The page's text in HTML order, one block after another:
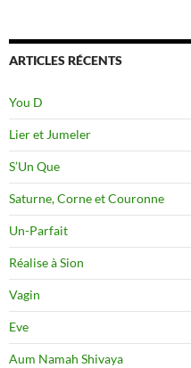
ARTICLES RÉCENTS
You D
Lier et Jumeler
S’Un Que
Saturne, Corne et Couronne
Un-Parfait
Réalise à Sion
Vagin
Eve
Aum Namah Shivaya